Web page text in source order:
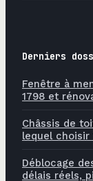
Derniers
Fenêtre à
1798 et
Châssis de
lequel choisir
Déblocage
délais réels,